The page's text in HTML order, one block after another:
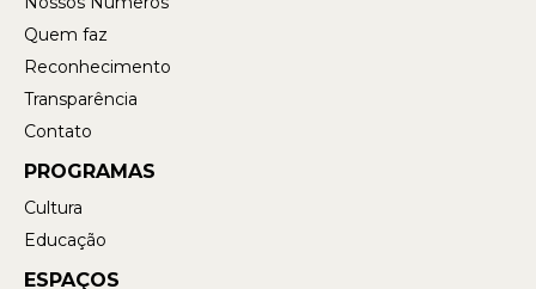
Quem faz
Reconhecimento
Transparência
Contato
PROGRAMAS
Cultura
Educação
ESPAÇOS